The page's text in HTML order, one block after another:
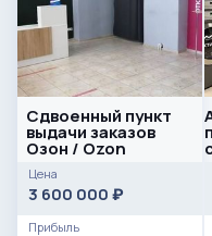
Сдвоенный пункт
выдачи заказов
Озон / Ozon
Цена
3 600 000 ₽
Прибыль